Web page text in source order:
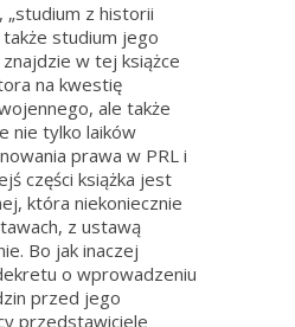
„studium z historii
studium jego
w tej książce
na kwestię
ale także
nie tylko laików
prawa w PRL i
części książka jest
która niekoniecznie
z ustawą
Bo jak inaczej
o wprowadzeniu
przed jego
przedstawiciele